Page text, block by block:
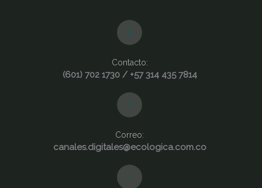
Contacto:
(601) 702 1730 / +57 314 435 7814
Correo:
canales.digitales@ecologica.com.co